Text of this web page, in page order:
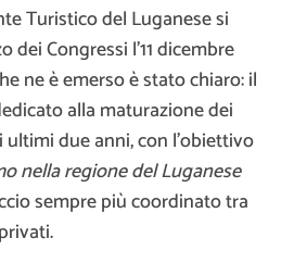
Turistico del Luganese si
dei Congressi l’11 dicembre
ne è emerso è stato chiaro: il
alla maturazione dei
due anni, con l’obiettivo
nella regione del Luganese
sempre più coordinato tra